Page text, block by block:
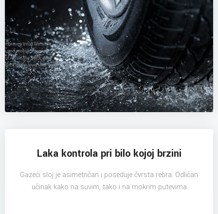
Laka kontrola pri bilo kojoj brzini
Gazeći sloj je asimetričan i poseduje čvrsta rebra. Odličan
učinak kako na suvim, tako i na mokrim putevima